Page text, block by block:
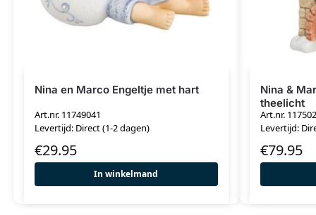
Nina en Marco Engeltje met hart
Art.nr. 11749041
Levertijd: Direct (1-2 dagen)
€29.95
In winkelmand
Nina &
theelicht
Art.nr.
Levertijd:
€79.95